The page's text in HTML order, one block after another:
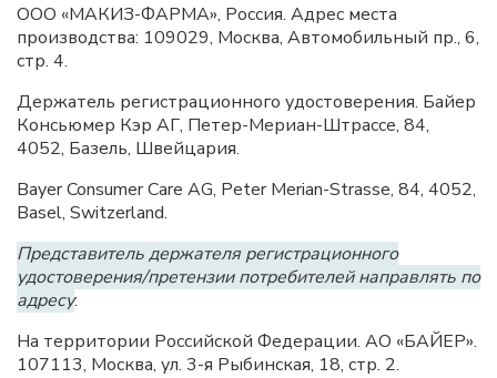
ООО «МАКИЗ-ФАРМА», Россия. Адрес места
производства: 109029, Москва, Автомобильный пр., 6,
стр. 4.
Держатель регистрационного удостоверения. Байер
Консьюмер Кэр АГ, Петер-Мериан-Штрассе, 84,
4052, Базель, Швейцария.
Bayer Consumer Care AG, Peter Merian-Strasse, 84, 4052,
Basel, Switzerland.
Представитель держателя регистрационного
удостоверения/претензии потребителей направлять по
адресу:
На территории Российской Федерации. АО «БАЙЕР».
107113, Москва, ул. 3-я Рыбинская, 18, стр. 2.